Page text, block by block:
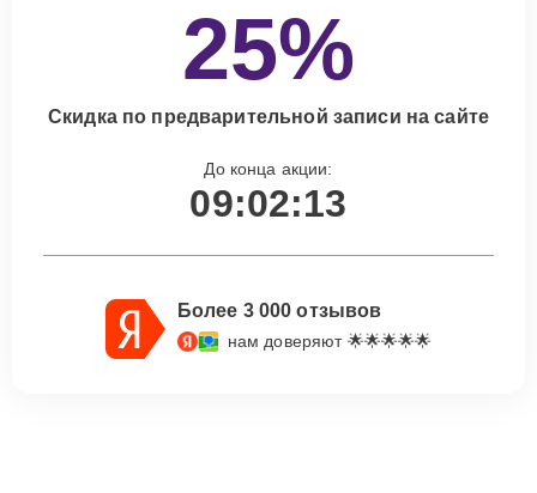
25%
Скидка по предварительной записи на сайте
До конца акции:
09:02:13
Более 3 000 отзывов
нам доверяют 🌟🌟🌟🌟🌟